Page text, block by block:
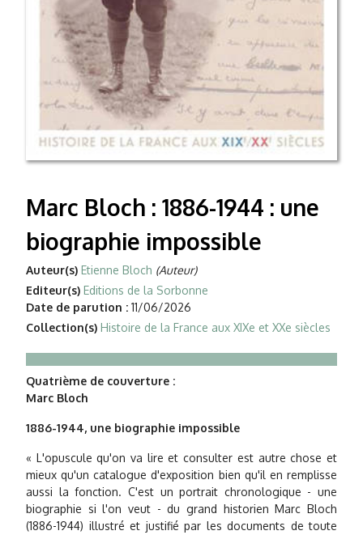
Marc Bloch : 1886-1944 : une
biographie impossible
Auteur(s) Etienne Bloch (Auteur)
Editeur(s) Editions de la Sorbonne
Date de parution : 11/06/2026
Collection(s) Histoire de la France aux XIXe et XXe siècles
Quatrième de couverture :
Marc Bloch
1886-1944, une biographie impossible
« L'opuscule qu'on va lire et consulter est autre chose et
mieux qu'un catalogue d'exposition bien qu'il en remplisse
aussi la fonction. C'est un portrait chronologique - une
biographie si l'on veut - du grand historien Marc Bloch
(1886-1944) illustré et justifié par les documents de toute